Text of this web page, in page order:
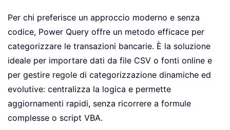
Per chi preferisce un approccio moderno e senza
codice, Power Query offre un metodo efficace per
categorizzare le transazioni bancarie. È la soluzione
ideale per importare dati da file CSV o fonti online e
per gestire regole di categorizzazione dinamiche ed
evolutive: centralizza la logica e permette
aggiornamenti rapidi, senza ricorrere a formule
complesse o script VBA.